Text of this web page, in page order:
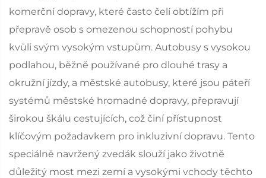
komerční dopravy, které často čelí obtížím při
přepravě osob s omezenou schopností pohybu
kvůli svým vysokým vstupům. Autobusy s vysokou
podlahou, běžně používané pro dlouhé trasy a
okružní jízdy, a městské autobusy, které jsou páteří
systémů městské hromadné dopravy, přepravují
širokou škálu cestujících, což činí přístupnost
klíčovým požadavkem pro inkluzivní dopravu. Tento
speciálně navržený zvedák slouží jako životně
důležitý most mezi zemí a vysokými vchody těchto